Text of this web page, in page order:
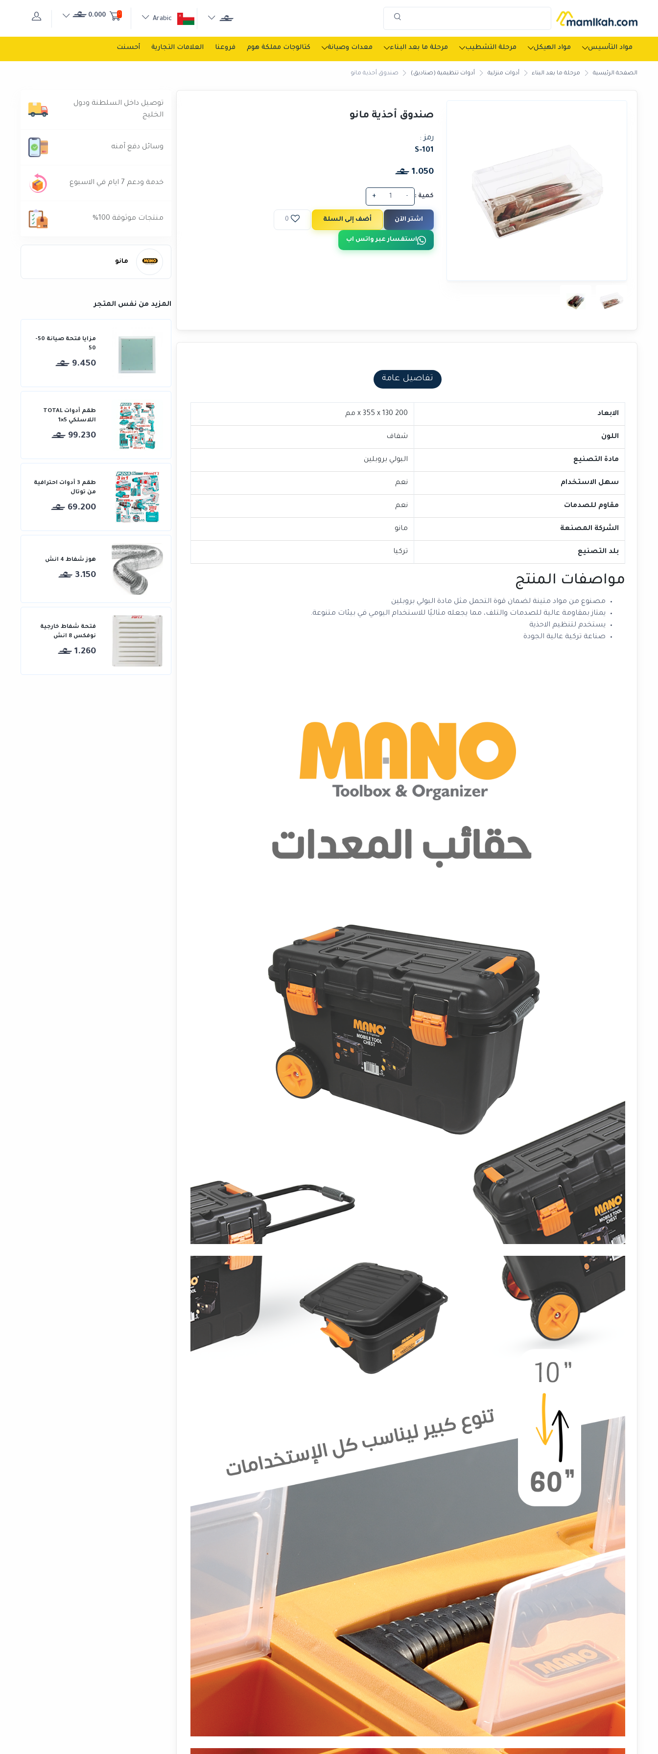
0
0.000
مواد التأسيس مواد الهيكل مرحلة التشطيب مرحلة ما بعد البناء معدات وصيانة كتالوجات مملكة هوم فروعنا العلامات التجارية أحسنت
الصفحة الرئيسية مرحلة ما بعد البناء أدوات منزلية أدوات تنظيمية (صناديق) صندوق أحذية مانو
صندوق أحذية مانو
رمز :
S-101
1.050
كمية : -
+
اشتر الآن أضف إلى السلة 0
استفسار عبر واتس اب
تفاصيل عامة
الابعاد 200 x 355 x 130 مم
اللون شفاف
مادة التصنيع البولي بروبلين
سهل الاستخدام نعم
مقاوم للصدمات نعم
الشركة المصنعة مانو
بلد التصنيع تركيا
مواصفات المنتج
مصنوع من مواد متينة لضمان قوة التحمل مثل مادة البولي بروبلين
يمتاز بمقاومة عالية للصدمات والتلف، مما يجعله مثاليًا للاستخدام اليومي في بيئات متنوعة.
يستخدم لتنظيم الاحذية
صناعة تركية عالية الجودة
توصيل داخل السلطنة ودول
الخليج
وسائل دفع آمنه
خدمة ودعم 7 ايام في الاسبوع
منتجات موثوقة 100%
مانو
المزيد من نفس المتجر
مزايا فتحة صيانة 50-
50
9.450
طقم أدوات TOTAL
اللاسلكي 5×1
99.230
طقم 3 أدوات احترافية
من توتال
69.200
هوز شفاط 4 انش
3.150
فتحة شفاط خارجية
نوفكس 8 انش
1.260